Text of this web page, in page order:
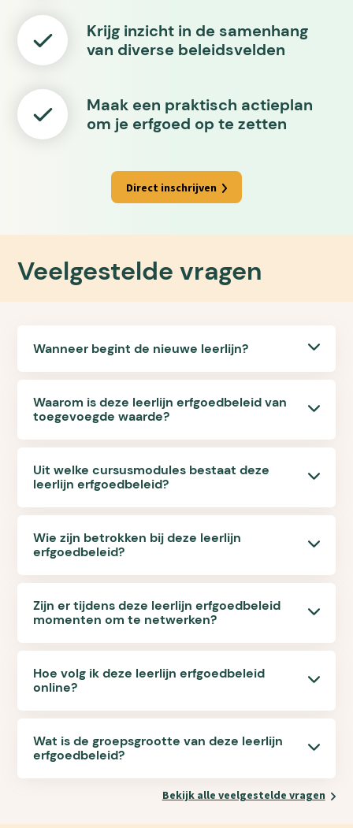
Krijg inzicht in de samenhang
van diverse beleidsvelden
Maak een praktisch actieplan
om je erfgoed op te zetten
Direct inschrijven
Veelgestelde vragen
Wanneer begint de nieuwe leerlijn?
Waarom is deze leerlijn erfgoedbeleid van
toegevoegde waarde?
Uit welke cursusmodules bestaat deze
leerlijn erfgoedbeleid?
Wie zijn betrokken bij deze leerlijn
erfgoedbeleid?
Zijn er tijdens deze leerlijn erfgoedbeleid
momenten om te netwerken?
Hoe volg ik deze leerlijn erfgoedbeleid
online?
Wat is de groepsgrootte van deze leerlijn
erfgoedbeleid?
Bekijk alle veelgestelde vragen